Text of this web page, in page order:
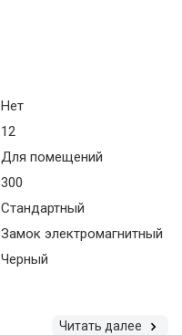
Нет
12
Для помещений
300
Стандартный
Замок электромагнитный
Черный
Читать далее